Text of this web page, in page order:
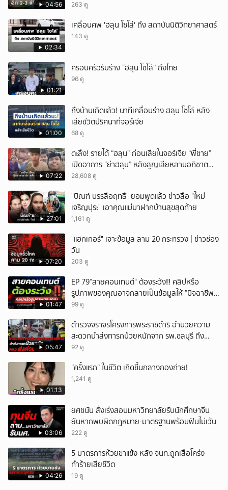
04:56 263 ดู
02:34
เคลื่อนศพ 'ฮลุน โซโล่' ถึง สถาบันนิติวิทยาศาสตร์
143 ดู
01:21
ครอบครัวรับร่าง “ฮลุน โซโล่” ถึงไทย
96 ดู
01:00
ถึงบ้านเกิดแล้ว! นาทีเคลื่อนร่าง ฮลุน โซโล่ หลัง
เสียชีวิตปริศนาที่จอร์เจีย
68 ดู
07:22
ตะลึง! รายได้ “ฮลุน” ก่อนเสียในจอร์เจีย “พี่ชาย”
เปิดอาการ “ย่าฮลุน” หลังสูญเสียหลานอภิชาต
บุตร!
28,608 ดู
27:01
"บิณฑ์ บรรลือฤทธิ์" ยอมพูดแล้ว ข่าวลือ "ใหม่
เจริญปุระ" เอาคุณแม่มาฝากบ้านสุขสุดท้าย
1,161 ดู
07:20
"แฮกเกอร์" เจาะข้อมูล ลาม 20 กระทรวง | ข่าวช่อง
วัน
203 ดู
01:47
EP 79”สายคอนเทนต์“ ต้องระวัง‼️ คลิปหรือ
รูปภาพของคุณอาจกลายเป็นข้อมูลให้ ”มิจฉาชีพ“
นำไปใช้ได้
99 ดู
05:47
ตำรวจจราจรโครงการพระราชดำริ อำนวยความ
สะดวกนำส่งทารกป่วยหนักจาก รพ.ชลบุรี ถึง
รพ.ศิริราช
92 ดู
01:13
“ครั้งแรก” ในชีวิต เกิดขึ้นกลางกองถ่าย!
1,241 ดู
03:06
ยศชนัน สั่งเร่งสอบมหาวิทยาลัยรับนักศึกษาจีน
ยันหากพบผิดกฎหมาย-มาตรฐานพร้อมฟันไม่เว้น
222 ดู
04:26
5 มาตรการห้วยขาแข้ง หลัง จนท.ถูกเสือโคร่ง
ทำร้ายเสียชีวิต
19 ดู